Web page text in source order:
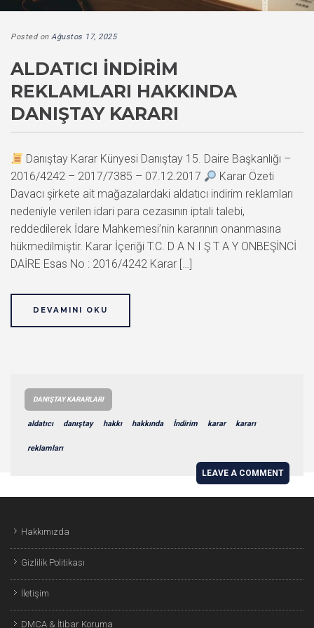
Posted on Ağustos 17, 2025
ALDATICI İNDIRIM
REKLAMLARI HAKKINDA
DANIŞTAY KARARI
Danıştay Karar Künyesi Danıştay 15. Daire Başkanlığı –
2016/4242 – 2017/7385 – 07.12.2017
Karar Özeti
Davacı şirkete ait mağazalardaki aldatıcı indirim reklamları
nedeniyle verilen idari para cezasının iptali talebi,
reddedilerek İdare Mahkemesi’nin kararının onanmasına
hükmedilmiştir. Karar İçeriği T.C. D A N I Ş T A Y ONBEŞİNCİ
DAİRE Esas No : 2016/4242 Karar […]
DEVAMINI OKU
DANIŞTAY KARARLARI
aldatıcı danıştay hakkı hakkında İndirim karar kararı
reklamları
LEAVE A COMMENT
Hakkımızda
Gizlilik Politikası
İletişim
DMCA & İtibar Koruma